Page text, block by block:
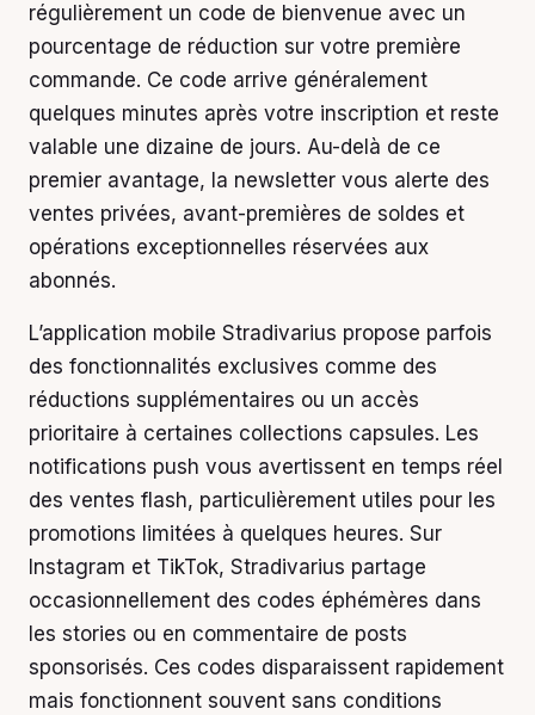
régulièrement un code de bienvenue avec un
pourcentage de réduction sur votre première
commande. Ce code arrive généralement
quelques minutes après votre inscription et reste
valable une dizaine de jours. Au-delà de ce
premier avantage, la newsletter vous alerte des
ventes privées, avant-premières de soldes et
opérations exceptionnelles réservées aux
abonnés.
L’application mobile Stradivarius propose parfois
des fonctionnalités exclusives comme des
réductions supplémentaires ou un accès
prioritaire à certaines collections capsules. Les
notifications push vous avertissent en temps réel
des ventes flash, particulièrement utiles pour les
promotions limitées à quelques heures. Sur
Instagram et TikTok, Stradivarius partage
occasionnellement des codes éphémères dans
les stories ou en commentaire de posts
sponsorisés. Ces codes disparaissent rapidement
mais fonctionnent souvent sans conditions